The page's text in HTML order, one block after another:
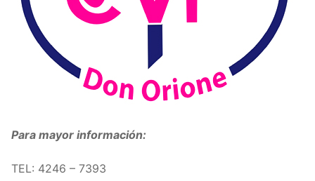
Para mayor información:
TEL: 4246 – 7393